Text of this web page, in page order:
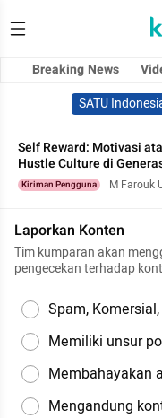
Breaking News
SATU
Self Reward: Motivasi
Hustle Culture di
Kiriman Pengguna M Farouk
Laporkan Konten
Tim kumparan akan
pengecekan terhadap
Spam,
Memiliki unsur
Membahayakan
Mengandung